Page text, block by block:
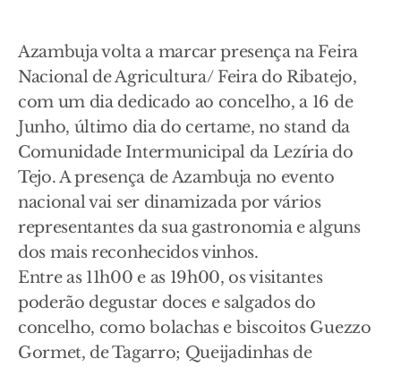
Azambuja volta a marcar presença na Feira
Nacional de Agricultura/ Feira do Ribatejo,
com um dia dedicado ao concelho, a 16 de
Junho, último dia do certame, no stand da
Comunidade Intermunicipal da Lezíria do
Tejo. A presença de Azambuja no evento
nacional vai ser dinamizada por vários
representantes da sua gastronomia e alguns
dos mais reconhecidos vinhos.
Entre as 11h00 e as 19h00, os visitantes
poderão degustar doces e salgados do
concelho, como bolachas e biscoitos Guezzo
Gormet, de Tagarro; Queijadinhas de